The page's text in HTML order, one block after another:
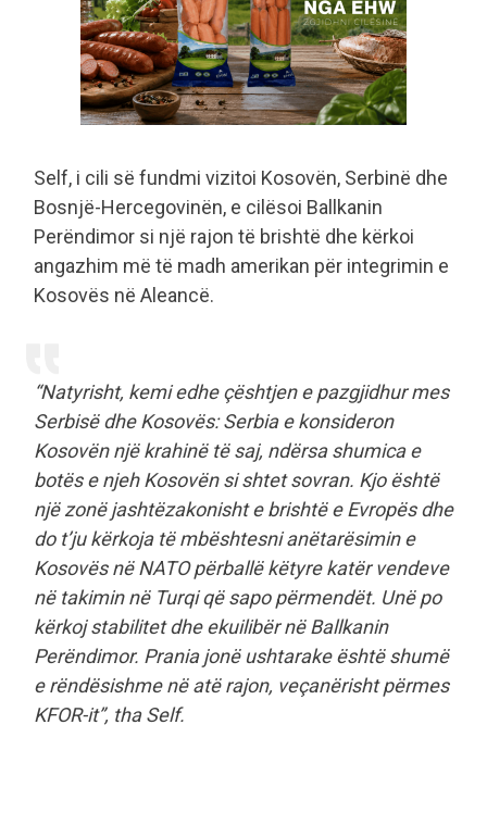
Self, i cili së fundmi vizitoi Kosovën, Serbinë dhe
Bosnjë-Hercegovinën, e cilësoi Ballkanin
Perëndimor si një rajon të brishtë dhe kërkoi
angazhim më të madh amerikan për integrimin e
Kosovës në Aleancë.
“Natyrisht, kemi edhe çështjen e pazgjidhur mes
Serbisë dhe Kosovës: Serbia e konsideron
Kosovën një krahinë të saj, ndërsa shumica e
botës e njeh Kosovën si shtet sovran. Kjo është
një zonë jashtëzakonisht e brishtë e Evropës dhe
do t’ju kërkoja të mbështesni anëtarësimin e
Kosovës në NATO përballë këtyre katër vendeve
në takimin në Turqi që sapo përmendët. Unë po
kërkoj stabilitet dhe ekuilibër në Ballkanin
Perëndimor. Prania jonë ushtarake është shumë
e rëndësishme në atë rajon, veçanërisht përmes
KFOR-it”, tha Self.